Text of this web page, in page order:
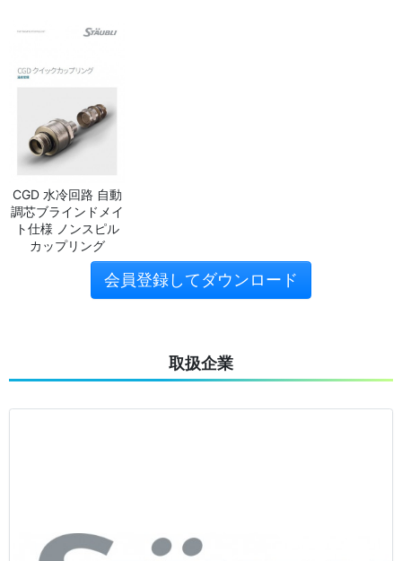
CGD 水冷回路 自動
調芯ブラインドメイ
ト仕様 ノンスピル
カップリング
会員登録してダウンロード
取扱企業